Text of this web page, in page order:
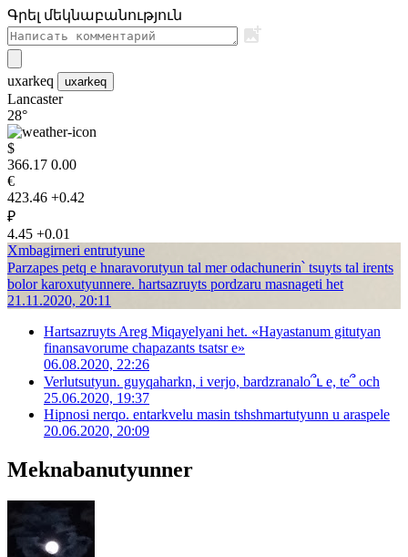
Գրել մեկնաբանություն
uxarkeq uxarkeq
Lancaster
28°
$
366.17 0.00
€
423.46 +0.42
₽
4.45 +0.01
Xmbagirneri entrutyune
Parzapes petq e hnaravorutyun tal mer odachunerin՝ tsuyts tal irents
bolor karoxutyunnere. hartsazruyts pordzaru masnageti het
21.11.2020, 20:11
Hartsazruyts Areg Miqayelyani het. «Hayastanum gitutyan
finansavorume chapazants tsatsr e»
06.08.2020, 22:26
Verlutsutyun. guyqaharkn, i verjo, bardzranalo՞ւ e, te՞ och
25.06.2020, 19:37
Hipnosi nerqo. entarkvelu masin tshshmartutyunn u araspele
20.06.2020, 20:09
Meknabanutyunner